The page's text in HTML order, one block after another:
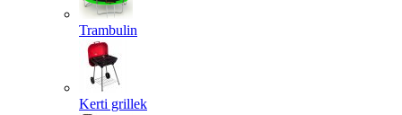
Trambulin
Kerti grillek